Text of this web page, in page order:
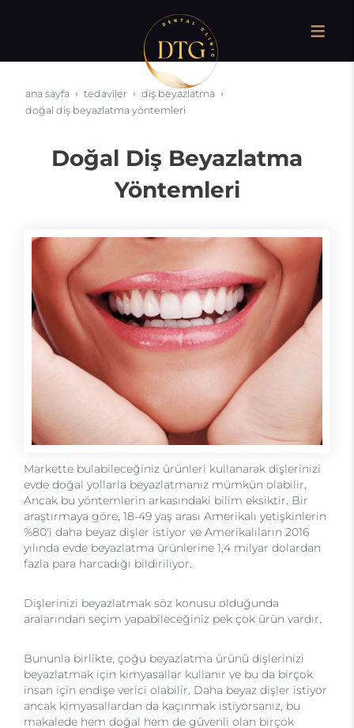
ana sayfa tedaviler
diş beyazlatma
doğal diş beyazlatma yöntemleri
Doğal Diş Beyazlatma
Yöntemleri
Markette bulabileceğiniz ürünleri kullanarak dişlerinizi
evde doğal yollarla beyazlatmanız mümkün olabilir.
Ancak bu yöntemlerin arkasındaki bilim eksiktir. Bir
araştırmaya göre, 18-49 yaş arası Amerikalı yetişkinlerin
%80'i daha beyaz dişler istiyor ve Amerikalıların 2016
yılında evde beyazlatma ürünlerine 1,4 milyar dolardan
fazla para harcadığı bildiriliyor.
Dişlerinizi beyazlatmak söz konusu olduğunda
aralarından seçim yapabileceğiniz pek çok ürün vardır.
Bununla birlikte, çoğu beyazlatma ürünü dişlerinizi
beyazlatmak için kimyasallar kullanır ve bu da birçok
insan için endişe verici olabilir. Daha beyaz dişler istiyor
ancak kimyasallardan da kaçınmak istiyorsanız, bu
makalede hem doğal hem de güvenli olan birçok